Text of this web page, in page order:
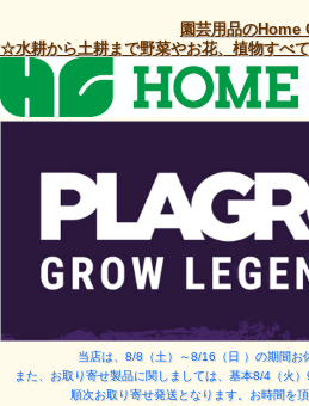
園芸用品のHome
☆水耕から土耕まで野菜やお花、植物すべ
当店は、8/8（土）～8/16（日 ） の期間お
また、お取り寄せ製品に関しましては、基本8/4（火
順次お取り寄せ発送となります。お時間を